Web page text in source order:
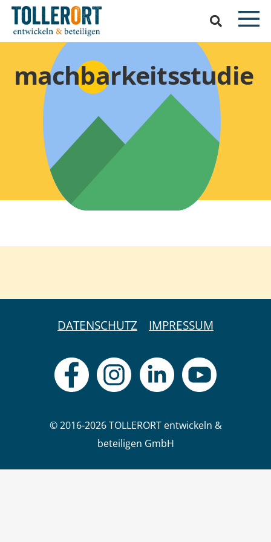
machbarkeitsstudie
DATENSCHUTZ IMPRESSUM
© 2016-2026 TOLLERORT entwickeln &
beteiligen GmbH